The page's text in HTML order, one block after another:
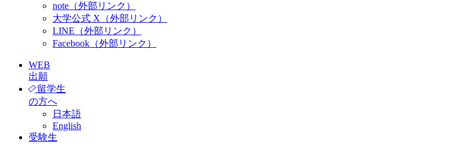
note（外部リンク）
大学公式 X（外部リンク）
LINE（外部リンク）
Facebook（外部リンク）
WEB
出願
留学生
の方へ
日本語
English
受験生